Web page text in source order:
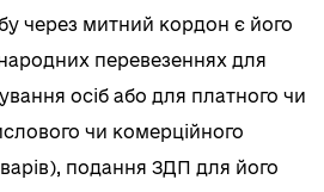
через митний кордон є його
перевезеннях для
осіб або для платного чи
чи комерційного
подання ЗДП для його